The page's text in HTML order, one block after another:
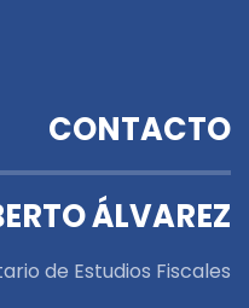
CONTACTO
ÁLVAREZ
de Estudios Fiscales